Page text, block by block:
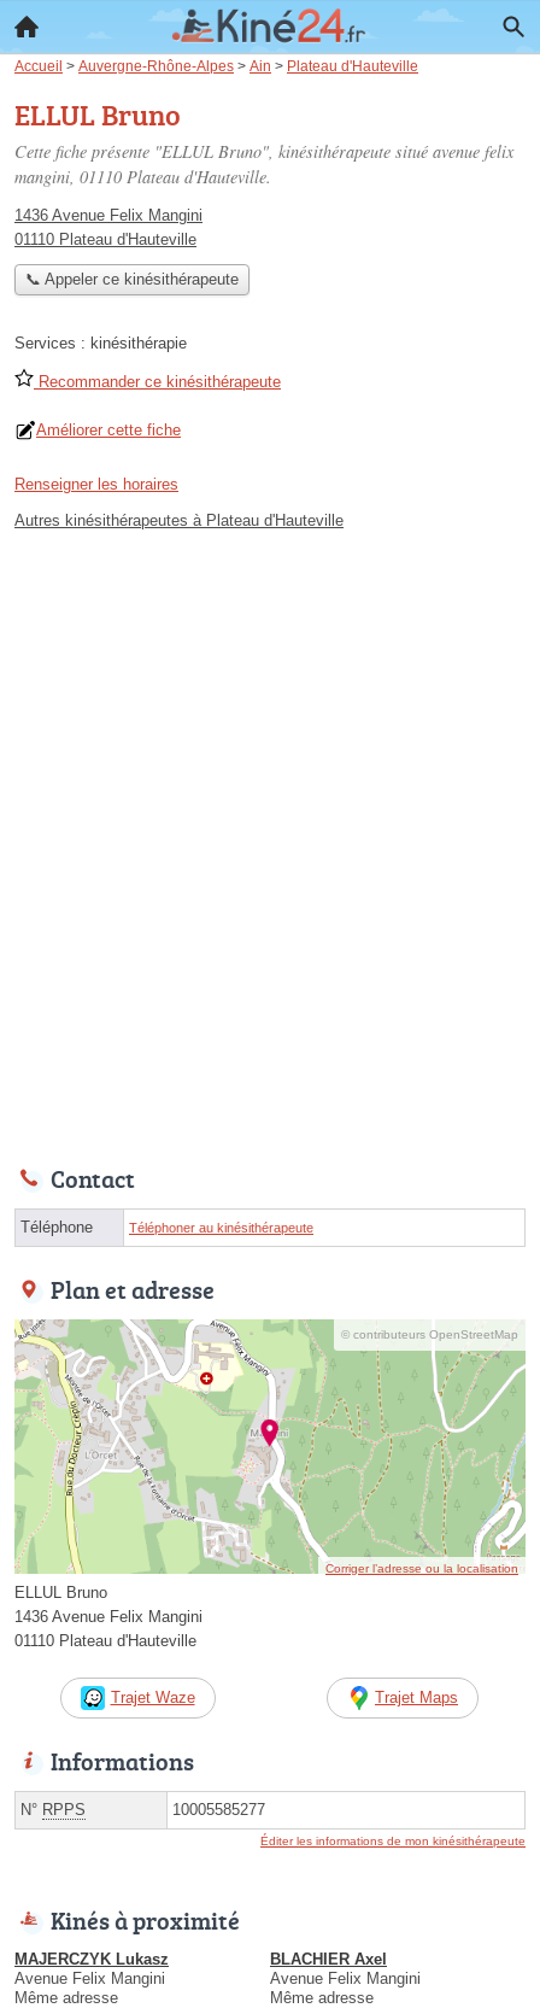
Accueil > Auvergne-Rhône-Alpes > Ain > Plateau d'Hauteville
ELLUL Bruno
Cette fiche présente "ELLUL Bruno", kinésithérapeute situé avenue felix
mangini, 01110 Plateau d'Hauteville.
1436 Avenue Felix Mangini
01110 Plateau d'Hauteville
📞 Appeler ce kinésithérapeute
Services : kinésithérapie
Recommander ce kinésithérapeute
Améliorer cette fiche
Renseigner les horaires
Autres kinésithérapeutes à Plateau d'Hauteville
Contact
Téléphone Téléphoner au kinésithérapeute
Plan et adresse
© contributeurs OpenStreetMap
Corriger l’adresse ou la localisation
ELLUL Bruno
1436 Avenue Felix Mangini
01110 Plateau d'Hauteville
Trajet Waze Trajet Maps
Informations
N° RPPS 10005585277
Éditer les informations de mon kinésithérapeute
Kinés à proximité
MAJERCZYK Lukasz
Avenue Felix Mangini
Même adresse
BLACHIER Axel
Avenue Felix Mangini
Même adresse